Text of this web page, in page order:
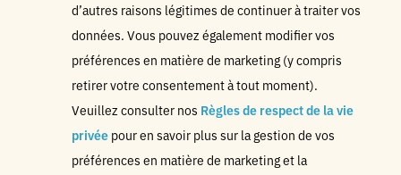
d’autres raisons légitimes de continuer à traiter vos
données. Vous pouvez également modifier vos
préférences en matière de marketing (y compris
retirer votre consentement à tout moment).
Veuillez consulter nos Règles de respect de la vie
privée pour en savoir plus sur la gestion de vos
préférences en matière de marketing et la